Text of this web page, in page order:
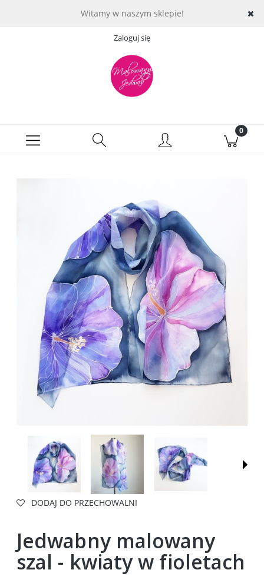
Witamy w naszym sklepie!
Zaloguj się
DODAJ DO PRZECHOWALNI
Jedwabny malowany
szal - kwiaty w fioletach